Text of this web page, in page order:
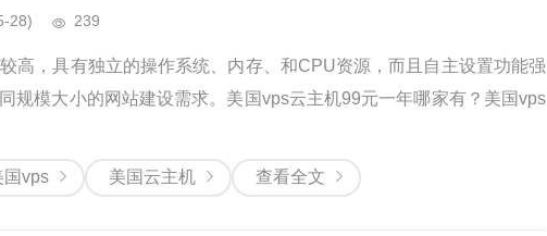
28) 239
高，具有独立的操作系统、内存、和CPU资源，而且自主设置功能强
规模大小的网站建设需求。美国vps云主机99元一年哪家有？美国vps
国vps 美国云主机 查看全文